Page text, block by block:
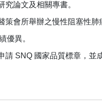
究論文及相關專書。
策會所舉辦之慢性阻塞性肺
優異。
請 SNQ 國家品質標章，並